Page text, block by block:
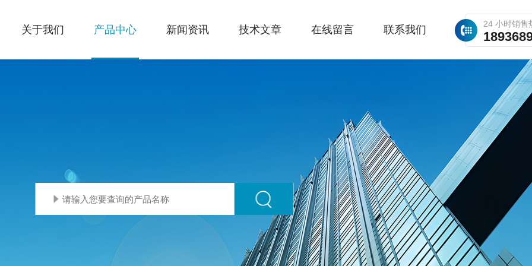
24 小时销售
关于我们 产品中心 新闻资讯 技术文章 在线留言 联系我们